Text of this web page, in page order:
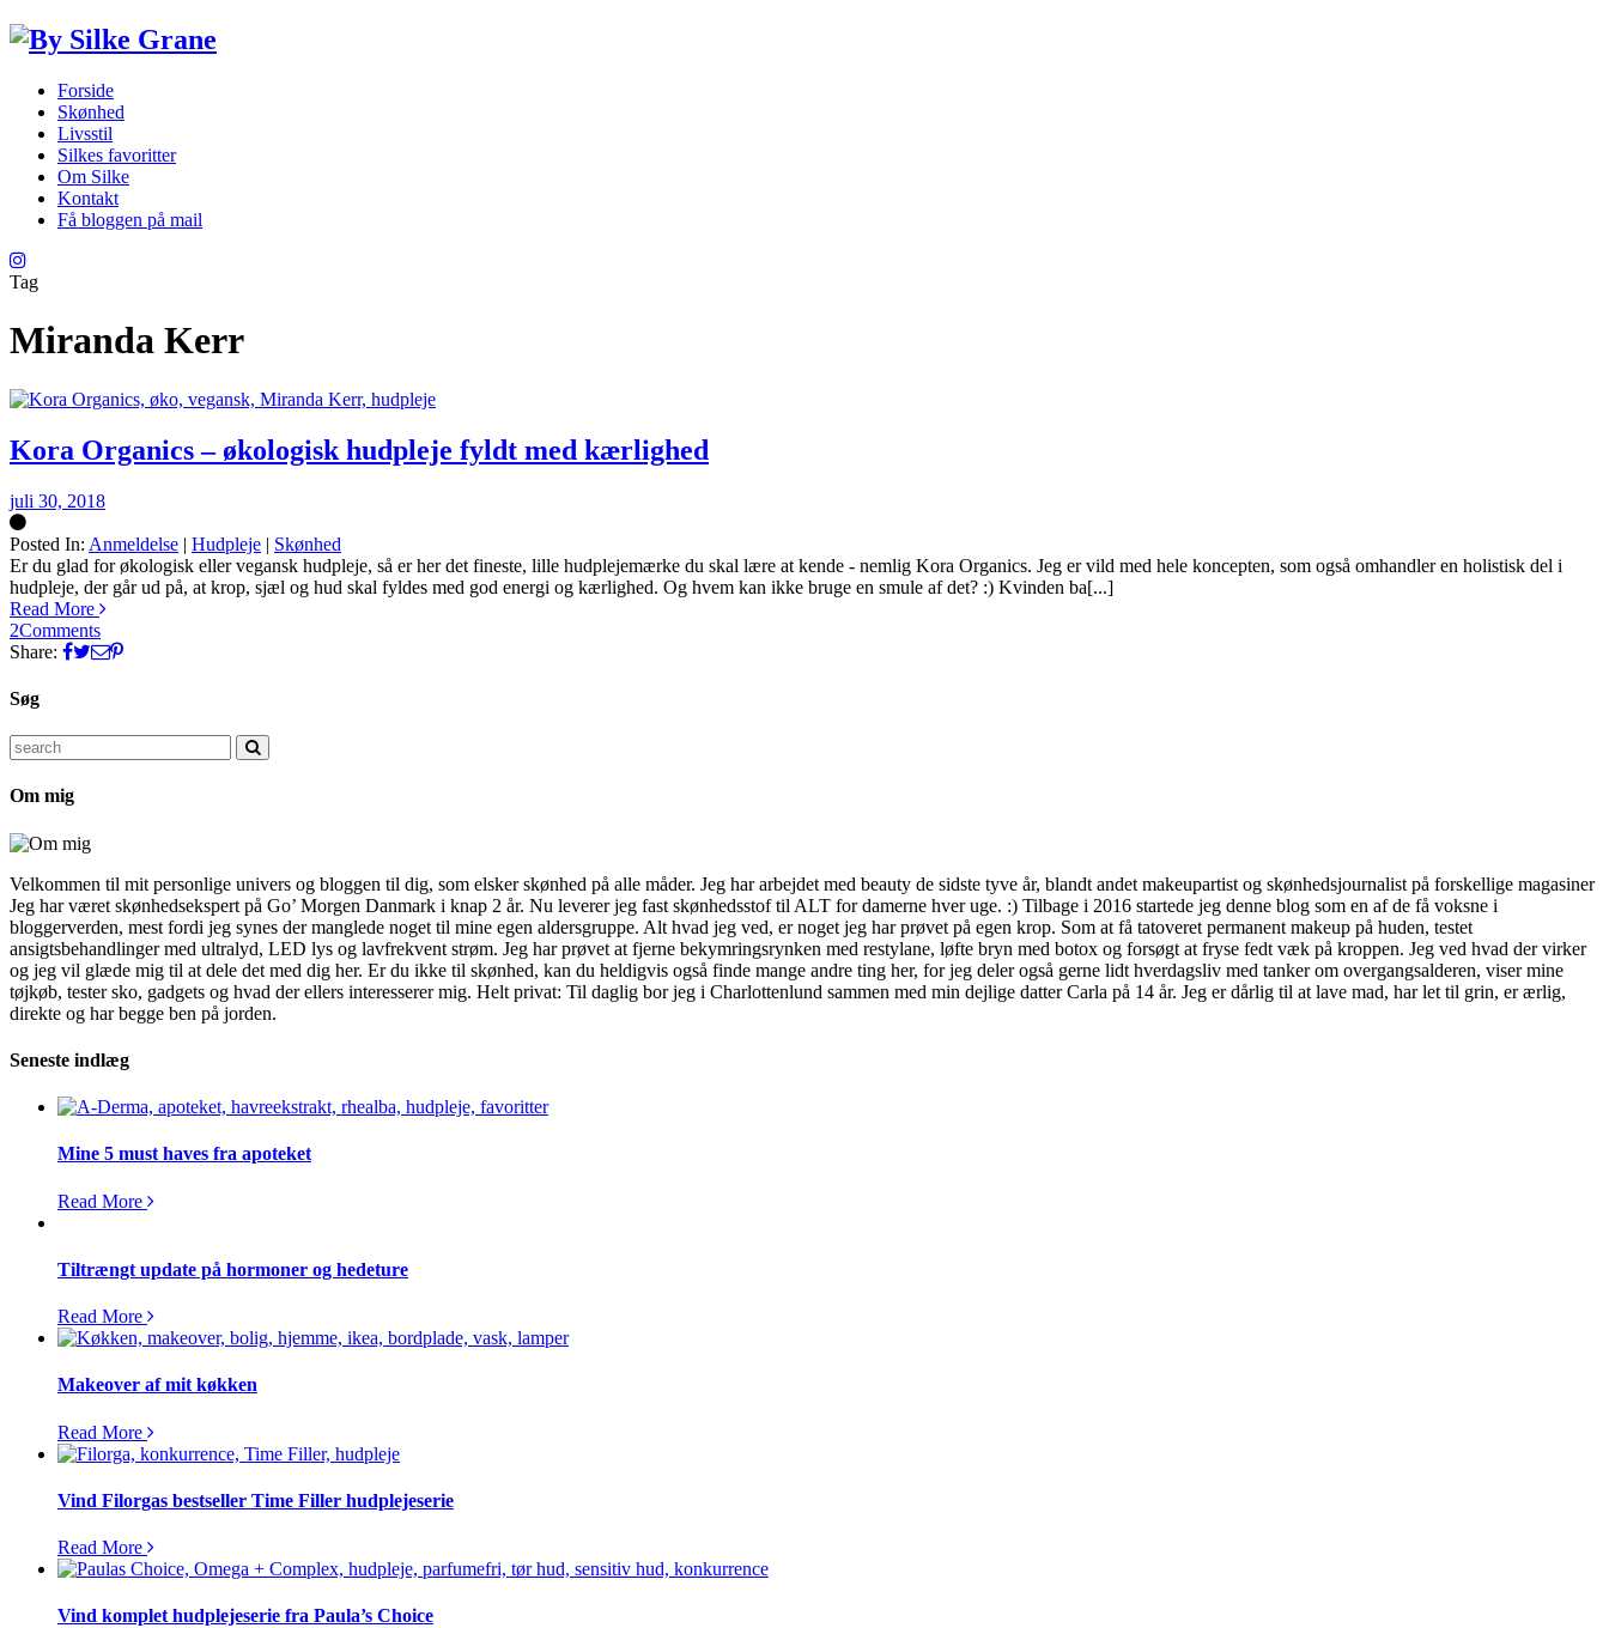
Forside
Skønhed
Livsstil
Silkes favoritter
Om Silke
Kontakt
Få bloggen på mail
Tag
Miranda Kerr
Kora Organics – økologisk hudpleje fyldt med kærlighed
juli 30, 2018
Posted In: Anmeldelse | Hudpleje | Skønhed
Silke
Er du glad for økologisk eller vegansk hudpleje, så er her det fineste, lille hudplejemærke du skal lære at kende - nemlig Kora Organics. Jeg er vild med hele koncepten, som også omhandler en holistisk del i
hudpleje, der går ud på, at krop, sjæl og hud skal fyldes med god energi og kærlighed. Og hvem kan ikke bruge en smule af det? :) Kvinden ba[...]
Read More
2Comments
Share:
Søg
Search
for:
Om mig
Velkommen til mit personlige univers og bloggen til dig, som elsker skønhed på alle måder. Jeg har arbejdet med beauty de sidste tyve år, blandt andet makeupartist og skønhedsjournalist på forskellige magasiner
Jeg har været skønhedsekspert på Go’ Morgen Danmark i knap 2 år. Nu leverer jeg fast skønhedsstof til ALT for damerne hver uge. :) Tilbage i 2016 startede jeg denne blog som en af de få voksne i
bloggerverden, mest fordi jeg synes der manglede noget til mine egen aldersgruppe. Alt hvad jeg ved, er noget jeg har prøvet på egen krop. Som at få tatoveret permanent makeup på huden, testet
ansigtsbehandlinger med ultralyd, LED lys og lavfrekvent strøm. Jeg har prøvet at fjerne bekymringsrynken med restylane, løfte bryn med botox og forsøgt at fryse fedt væk på kroppen. Jeg ved hvad der virker
og jeg vil glæde mig til at dele det med dig her. Er du ikke til skønhed, kan du heldigvis også finde mange andre ting her, for jeg deler også gerne lidt hverdagsliv med tanker om overgangsalderen, viser mine
tøjkøb, tester sko, gadgets og hvad der ellers interesserer mig. Helt privat: Til daglig bor jeg i Charlottenlund sammen med min dejlige datter Carla på 14 år. Jeg er dårlig til at lave mad, har let til grin, er ærlig,
direkte og har begge ben på jorden.
Seneste indlæg
Mine 5 must haves fra apoteket
Read More
Tiltrængt update på hormoner og hedeture
Read More
Makeover af mit køkken
Read More
Vind Filorgas bestseller Time Filler hudplejeserie
Read More
Vind komplet hudplejeserie fra Paula’s Choice